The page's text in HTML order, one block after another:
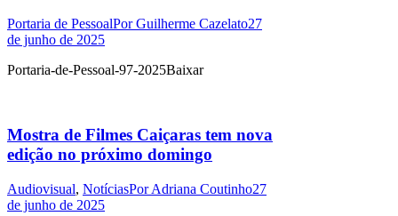
Portaria de PessoalPorGuilherme Cazelato27
de junho de 2025
Portaria-de-Pessoal-97-2025Baixar
Mostra de Filmes Caiçaras tem nova
edição no próximo domingo
Audiovisual, NotíciasPorAdriana Coutinho27
de junho de 2025